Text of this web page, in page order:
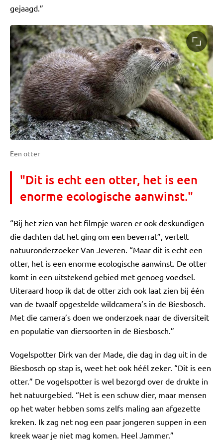
gejaagd.”
Een otter
"Dit is echt een otter, het is een
enorme ecologische aanwinst."
“Bij het zien van het filmpje waren er ook deskundigen
die dachten dat het ging om een beverrat”, vertelt
natuuronderzoeker Van Jeveren. “Maar dit is echt een
otter, het is een enorme ecologische aanwinst. De otter
komt in een uitstekend gebied met genoeg voedsel.
Uiteraard hoop ik dat de otter zich ook laat zien bij één
van de twaalf opgestelde wildcamera’s in de Biesbosch.
Met die camera’s doen we onderzoek naar de diversiteit
en populatie van diersoorten in de Biesbosch.”
Vogelspotter Dirk van der Made, die dag in dag uit in de
Biesbosch op stap is, weet het ook héél zeker. “Dit is een
otter.” De vogelspotter is wel bezorgd over de drukte in
het natuurgebied. “Het is een schuw dier, maar mensen
op het water hebben soms zelfs maling aan afgezette
kreken. Ik zag net nog een paar jongeren suppen in een
kreek waar je niet mag komen. Heel Jammer.”